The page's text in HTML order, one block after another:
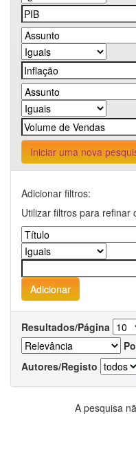
Iniciar uma nova
Adicionar filtros:
Utilizar filtros para refinar
Resultados/Página
Autores/Registo
A pesquisa